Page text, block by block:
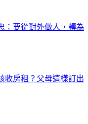
：要從對外做人，轉為
收房租？父母這樣訂出